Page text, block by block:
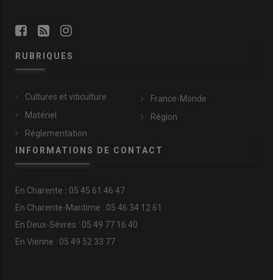
RUBRIQUES
Cultures et viticulture
Matériel
Réglementation
France-Monde
Région
INFORMATIONS DE CONTACT
En Charente : 05 45 61 46 47
En Charente-Maritime : 05 46 34 12 61
En Deux-Sèvres : 05 49 77 16 40
En Vienne : 05 49 52 33 77